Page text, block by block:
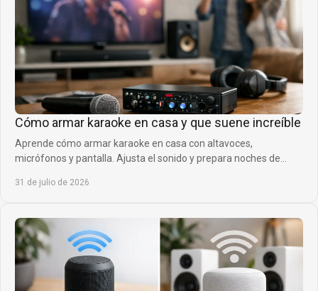
Cómo armar karaoke en casa y que suene increíble
Aprende cómo armar karaoke en casa con altavoces,
micrófonos y pantalla. Ajusta el sonido y prepara noches de
31 de julio de 2026